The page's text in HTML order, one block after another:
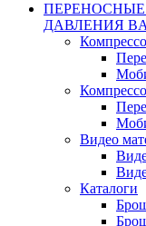
ДАВЛЕНИЯ
Видео
Каталоги